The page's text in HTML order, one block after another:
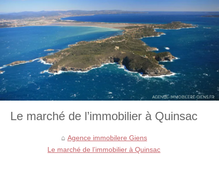
Le marché de l’immobilier à Quinsac
Agence immobilere Giens
Le marché de l’immobilier à Quinsac